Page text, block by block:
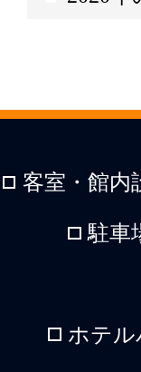
客室・館内
駐車
ホテル